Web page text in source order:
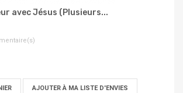
avec Jésus (Plusieurs...
AJOUTER À MA LISTE D'ENVIES